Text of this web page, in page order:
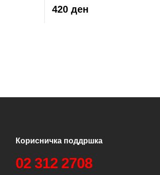
420 ден
Корисничка поддршка
02 312 2708